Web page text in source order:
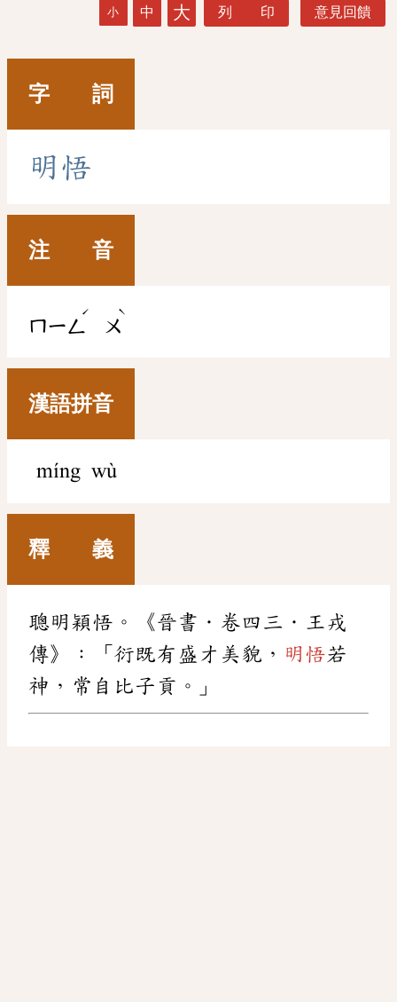
小 中 大 列 印 意見回饋
字 詞
明悟
注 音
ㄇㄧㄥ
ˊ
ㄨ
ˋ
漢語拼音
míng wù
釋 義
聰明穎悟。《晉書．卷四三．王戎
傳》：「衍既有盛才美貌， 明悟若
神，常自比子貢。」